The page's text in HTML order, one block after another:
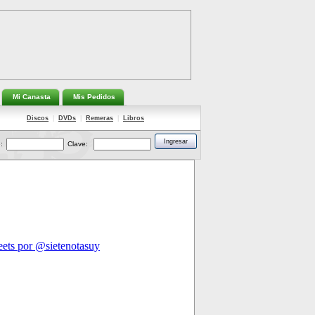
Mi Canasta Mis Pedidos
Discos DVDs Remeras Libros
Clave: